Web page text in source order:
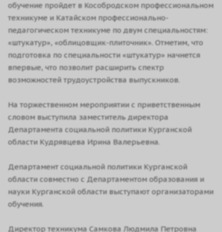
обучение пройдет в Кособродском профессиональном
техникуме и Катайском профессионально-
педагогическом техникуме по двум специальностям:
«штукатур», «облицовщик-плиточник». Отметим, что
подготовка по специальности «штукатур» начнется
впервые, что позволит расширить спектр
возможностей трудоустройства выпускников.
На торжественном мероприятии с приветственным
словом выступила заместитель директора
Департамента социальной политики Курганской
области Кудрявцева Ирина Валерьевна.
Департамент социальной политики Курганской
области совместно с Департаментом образования и
науки Курганской области выступают организаторами
обучения.
Директор техникума Самкова Людмила Петровна